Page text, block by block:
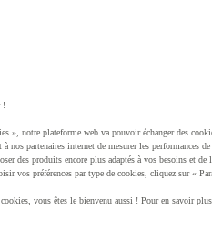
panier :
!
», notre plateforme web va pouvoir échanger des
nos partenaires internet de mesurer les performances
des produits encore plus adaptés à vos besoins et
vos préférences par type de cookies, cliquez sur «
vous êtes le bienvenu aussi ! Pour en savoir